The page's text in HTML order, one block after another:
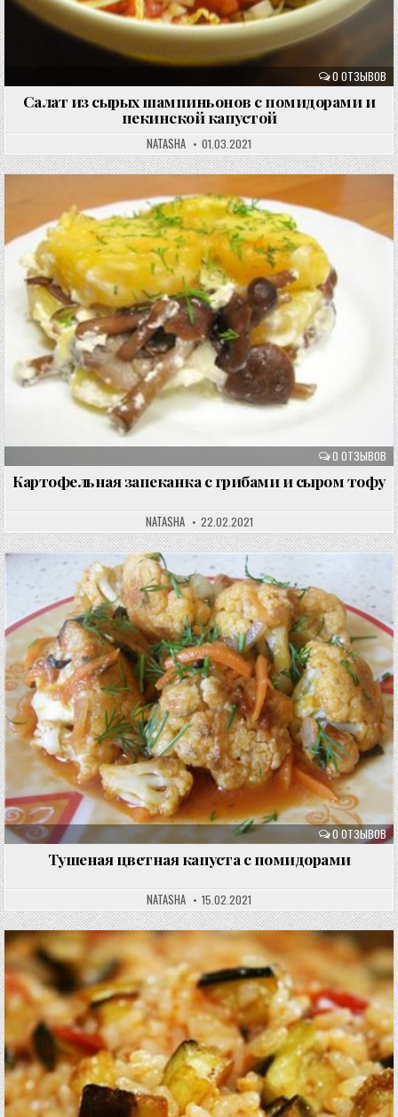
0 ОТЗЫВОВ
Салат из сырых шампиньонов с помидорами и
пекинской капустой
NATASHA 01.03.2021
0 ОТЗЫВОВ
Картофельная запеканка с грибами и сыром тофу
NATASHA 22.02.2021
0 ОТЗЫВОВ
Тушеная цветная капуста с помидорами
NATASHA 15.02.2021